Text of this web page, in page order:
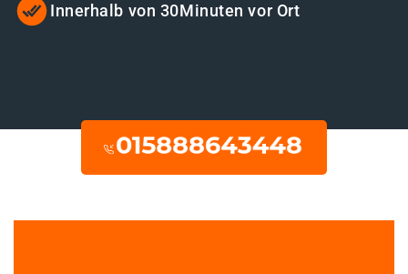
Innerhalb von 30Minuten vor Ort